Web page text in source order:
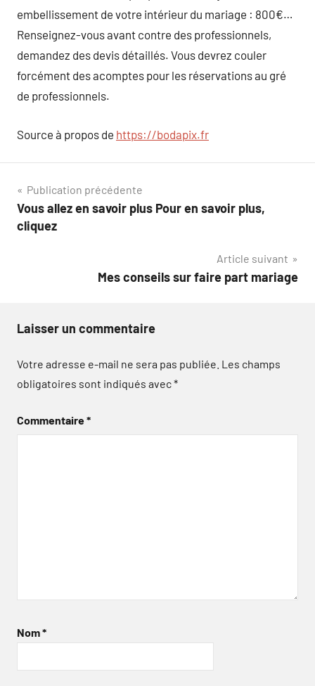
embellissement de votre intérieur du mariage : 800€…
Renseignez-vous avant contre des professionnels,
demandez des devis détaillés. Vous devrez couler
forcément des acomptes pour les réservations au gré
de professionnels.
Source à propos de https://bodapix.fr
Navigation
de
Publication précédente
Vous allez en savoir plus Pour en savoir plus,
cliquez
Article suivant
Mes conseils sur faire part mariage
Laisser un commentaire
Votre adresse e-mail ne sera pas publiée. Les champs
obligatoires sont indiqués avec*
Commentaire*
Nom*